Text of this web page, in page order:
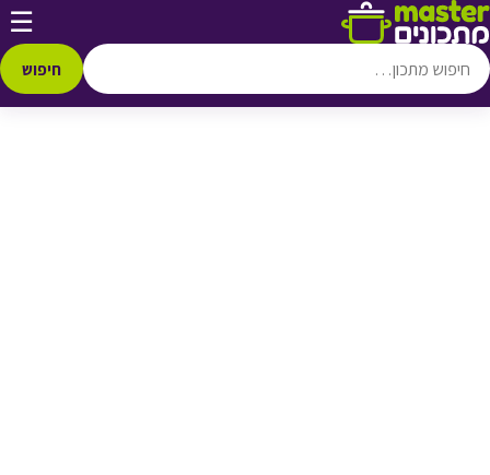
דלג לתוכן ☰
חיפוש
♥ הוספה